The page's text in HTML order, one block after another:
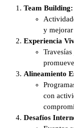
Team Building:
y
Experiencia
Alineamiento
con
Desafíos